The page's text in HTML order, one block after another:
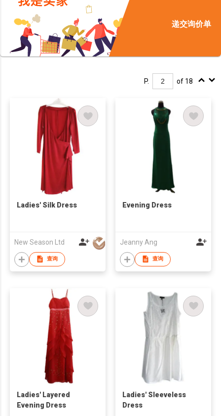
递交询价单
P. of 18
Ladies' Silk Dress
New Season Ltd
查询
Evening Dress
Jeanny Ang
查询
Ladies' Layered
Evening Dress
Ladies' Sleeveless
Dress